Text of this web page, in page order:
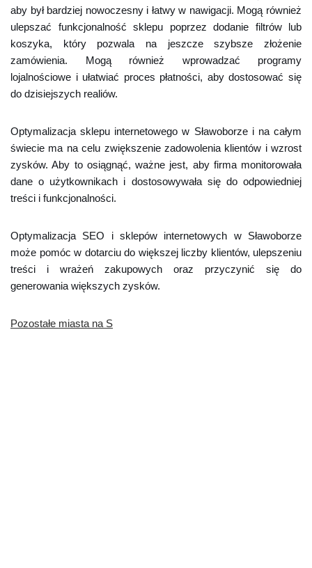
aby był bardziej nowoczesny i łatwy w nawigacji. Mogą również
ulepszać funkcjonalność sklepu poprzez dodanie filtrów lub
koszyka, który pozwala na jeszcze szybsze złożenie
zamówienia. Mogą również wprowadzać programy
lojalnościowe i ułatwiać proces płatności, aby dostosować się
do dzisiejszych realiów.
Optymalizacja sklepu internetowego w Sławoborze i na całym
świecie ma na celu zwiększenie zadowolenia klientów i wzrost
zysków. Aby to osiągnąć, ważne jest, aby firma monitorowała
dane o użytkownikach i dostosowywała się do odpowiedniej
treści i funkcjonalności.
Optymalizacja SEO i sklepów internetowych w Sławoborze
może pomóc w dotarciu do większej liczby klientów, ulepszeniu
treści i wrażeń zakupowych oraz przyczynić się do
generowania większych zysków.
Pozostałe miasta na S